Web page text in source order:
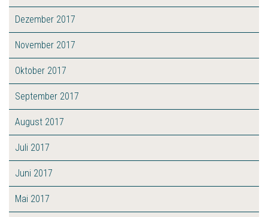
Dezember 2017
November 2017
Oktober 2017
September 2017
August 2017
Juli 2017
Juni 2017
Mai 2017